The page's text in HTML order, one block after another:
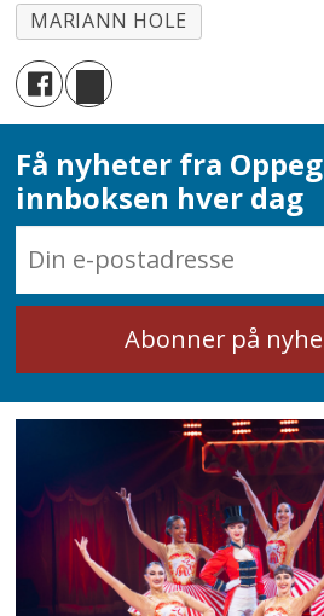
MARIANN HOLE
Få nyheter fra
innboksen hver dag